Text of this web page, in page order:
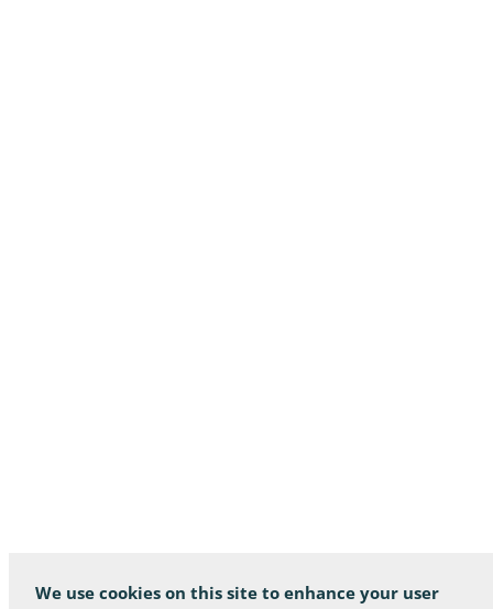
We use cookies on this site to enhance your user